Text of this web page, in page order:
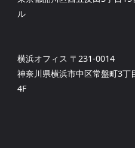
ル
横浜オフィス 〒231-0014
神奈川県横浜市中区常盤町3丁
4F